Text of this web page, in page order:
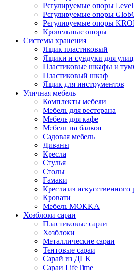
Регулируемые опоры Level
Регулируемые опоры
Регулируемые опоры
Кровельные опоры
Системы хранения
Ящик пластиковый
Ящики и сундуки для
Пластиковые шкафы и
Пластиковый шкаф
Ящик для инструментов
Уличная мебель
Комплекты мебели
Мебель для ресторана
Мебель для кафе
Мебель на балкон
Садовая мебель
Диваны
Кресла
Стулья
Столы
Гамаки
Кресла из искусственного
Кровати
Мебель MOKKA
Хозблоки сараи
Пластиковые сараи
Хозблоки
Металлические сараи
Тентовые сараи
Сарай из ДПК
Cараи LifeTime